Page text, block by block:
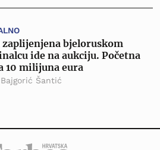
zaplijenjena bjeloruskom
ide na aukciju. Početna
10 milijuna eura
Šantić